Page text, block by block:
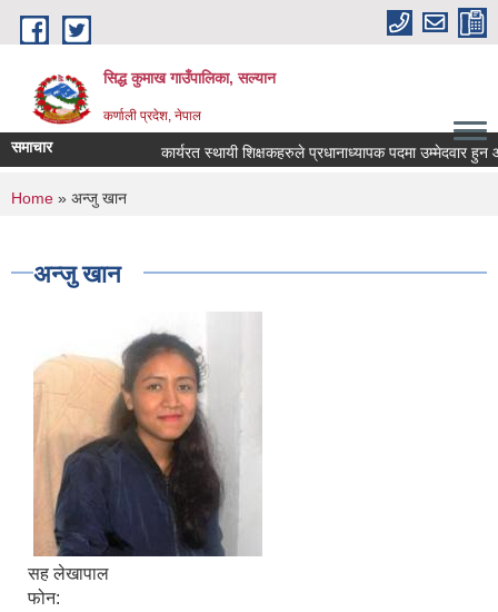
Skip to main content
सिद्ध कुमाख गाउँपालिका, सल्यान
कर्णाली प्रदेश, नेपाल
समाचार कार्यरत स्थायी शिक्षकहरुले प्रधानाध्यापक पदमा उम्मेदवार हुन
You are here
Home » अन्जु खान
अन्जु खान
सह लेखापाल
फोन: